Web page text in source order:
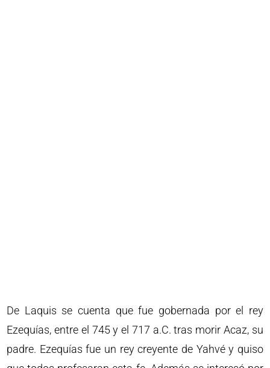
De Laquis se cuenta que fue gobernada por el rey
Ezequías, entre el 745 y el 717 a.C. tras morir Acaz, su
padre. Ezequías fue un rey creyente de Yahvé y quiso